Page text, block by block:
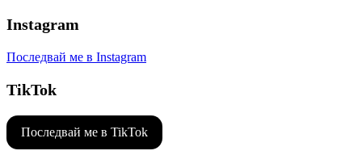
Instagram
Последвай ме в Instagram
TikTok
Последвай ме в TikTok